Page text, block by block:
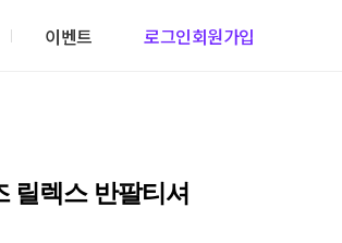
이벤트 로그인회원가입
릴렉스 반팔티셔